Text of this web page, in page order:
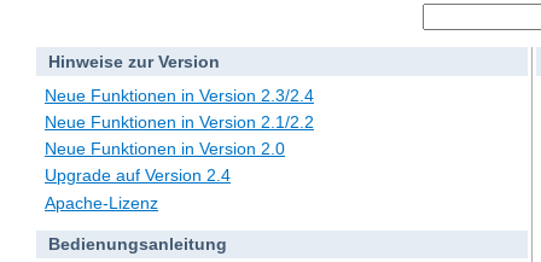
Hinweise zur Version
Neue Funktionen in Version 2.3/2.4
Neue Funktionen in Version 2.1/2.2
Neue Funktionen in Version 2.0
Upgrade auf Version 2.4
Apache-Lizenz
Bedienungsanleitung